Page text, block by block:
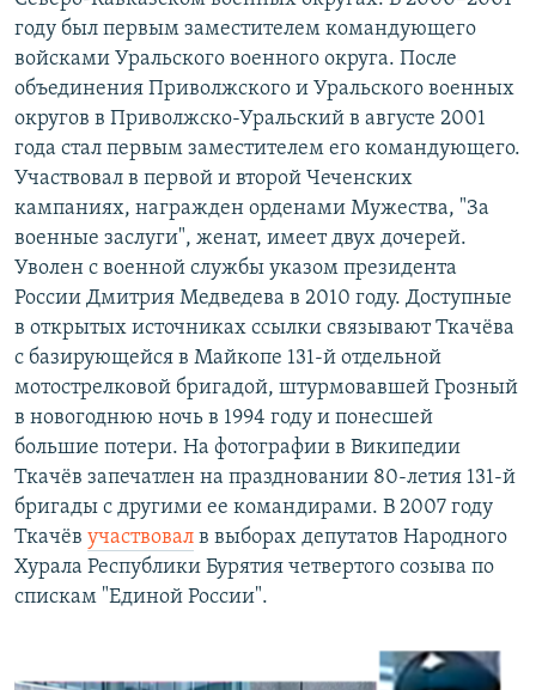
году был первым заместителем командующего
войсками Уральского военного округа. После
объединения Приволжского и Уральского военных
округов в Приволжско-Уральский в августе 2001
года стал первым заместителем его командующего.
Участвовал в первой и второй Чеченских
кампаниях, награжден орденами Мужества, "За
военные заслуги", женат, имеет двух дочерей.
Уволен с военной службы указом президента
России Дмитрия Медведева в 2010 году. Доступные
в открытых источниках ссылки связывают Ткачёва
с базирующейся в Майкопе 131-й отдельной
мотострелковой бригадой, штурмовавшей Грозный
в новогоднюю ночь в 1994 году и понесшей
большие потери. На фотографии в Википедии
Ткачёв запечатлен на праздновании 80-летия 131-й
бригады с другими ее командирами. В 2007 году
Ткачёв участвовал в выборах депутатов Народного
Хурала Республики Бурятия четвертого созыва по
спискам "Единой России".